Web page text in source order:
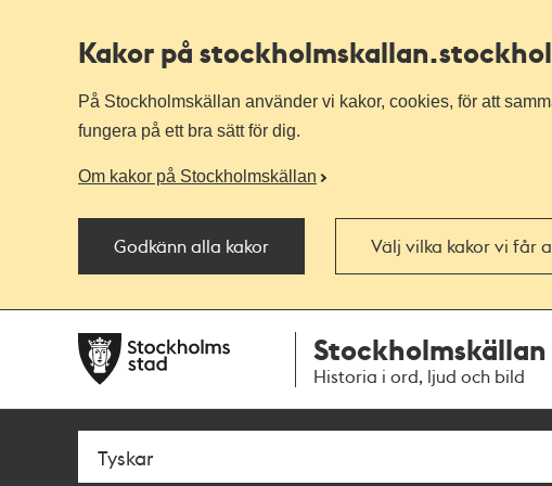
Kakor på stockholmskallan
På Stockholmskällan använder vi kakor, cookies, för att
fungera på ett bra sätt för dig.
Om kakor på Stockholmskällan
Godkänn alla kakor Välj vilka kakor vi får
navigationen
huvudinnehållet
Stockholmskällan
Historia i ord, ljud och bild
Sök